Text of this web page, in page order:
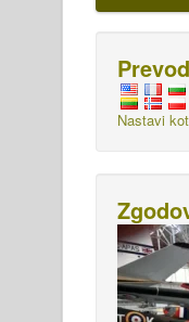
Prevod
Nastavi